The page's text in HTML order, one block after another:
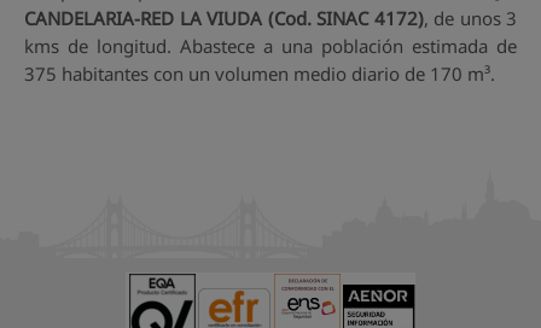
CANDELARIA-RED LA VIUDA (Cod. SINAC 4172), de unos 3
kms de longitud. Abastece a una población estimada de
375 habitantes con un volumen medio diario de 170 m³.